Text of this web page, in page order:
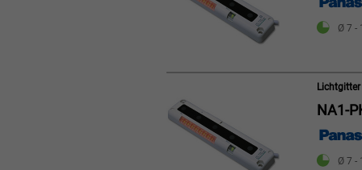
Ø 7 -
NA1-
Ø 7 -